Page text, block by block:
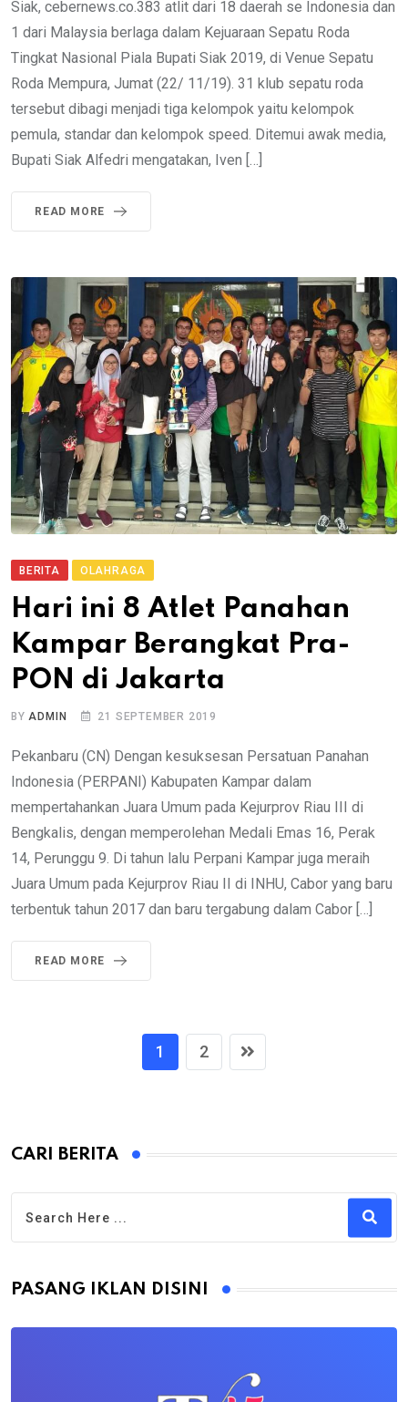
Siak, cebernews.co.383 atlit dari 18 daerah se Indonesia dan
1 dari Malaysia berlaga dalam Kejuaraan Sepatu Roda
Tingkat Nasional Piala Bupati Siak 2019, di Venue Sepatu
Roda Mempura, Jumat (22/ 11/19). 31 klub sepatu roda
tersebut dibagi menjadi tiga kelompok yaitu kelompok
pemula, standar dan kelompok speed. Ditemui awak media,
Bupati Siak Alfedri mengatakan, Iven […]
READ MORE
BERITA OLAHRAGA
Hari ini 8 Atlet Panahan
Kampar Berangkat Pra-
PON di Jakarta
BYADMIN 21 SEPTEMBER 2019
Pekanbaru (CN) Dengan kesuksesan Persatuan Panahan
Indonesia (PERPANI) Kabupaten Kampar dalam
mempertahankan Juara Umum pada Kejurprov Riau III di
Bengkalis, dengan memperolehan Medali Emas 16, Perak
14, Perunggu 9. Di tahun lalu Perpani Kampar juga meraih
Juara Umum pada Kejurprov Riau II di INHU, Cabor yang baru
terbentuk tahun 2017 dan baru tergabung dalam Cabor […]
READ MORE
1 2
CARI BERITA
PASANG IKLAN DISINI